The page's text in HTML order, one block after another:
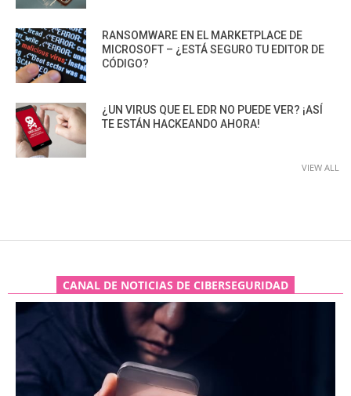
RANSOMWARE EN EL MARKETPLACE DE
MICROSOFT – ¿ESTÁ SEGURO TU EDITOR DE
CÓDIGO?
¿UN VIRUS QUE EL EDR NO PUEDE VER? ¡ASÍ
TE ESTÁN HACKEANDO AHORA!
VIEW ALL
CANAL DE NOTICIAS DE CIBERSEGURIDAD